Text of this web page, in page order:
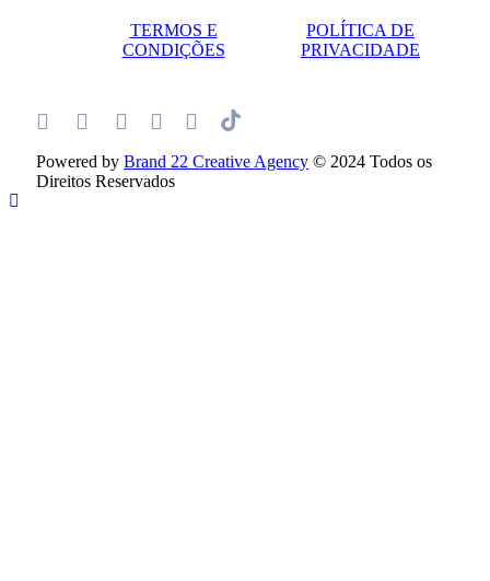
TERMOS E
CONDIÇÕES
POLÍTICA DE
PRIVACIDADE
Powered by Brand 22 Creative Agency © 2024 Todos os
Direitos Reservados